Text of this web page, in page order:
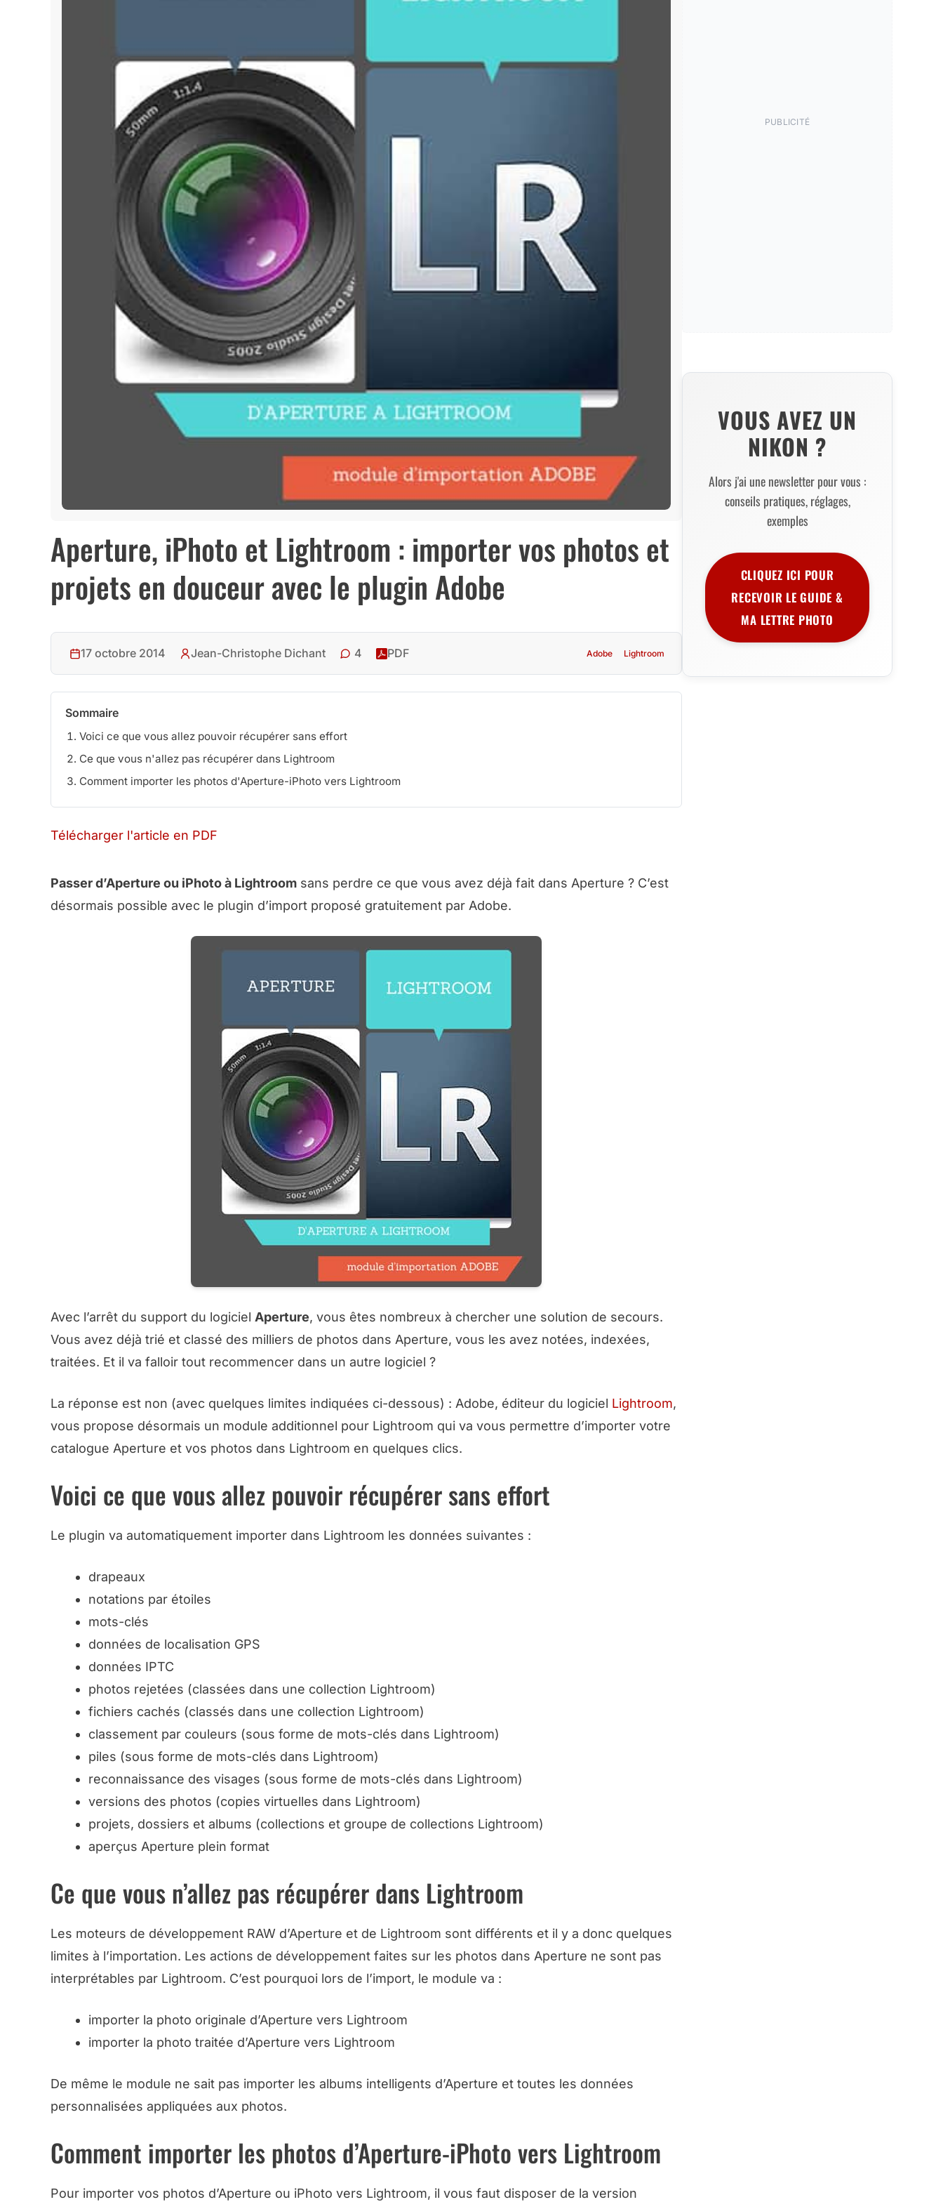
Aperture, iPhoto et Lightroom : importer vos photos et
projets en douceur avec le plugin Adobe
17 octobre 2014 Jean-Christophe Dichant 4 PDF Adobe Lightroom
Sommaire
Voici ce que vous allez pouvoir récupérer sans effort
Ce que vous n'allez pas récupérer dans Lightroom
Comment importer les photos d'Aperture-iPhoto vers Lightroom
Télécharger l'article en PDF
Passer d’Aperture ou iPhoto à Lightroom sans perdre ce que vous avez déjà fait dans Aperture ? C’est
désormais possible avec le plugin d’import proposé gratuitement par Adobe.
Avec l’arrêt du support du logiciel Aperture, vous êtes nombreux à chercher une solution de secours.
Vous avez déjà trié et classé des milliers de photos dans Aperture, vous les avez notées, indexées,
traitées. Et il va falloir tout recommencer dans un autre logiciel ?
La réponse est non (avec quelques limites indiquées ci-dessous) : Adobe, éditeur du logiciel Lightroom,
vous propose désormais un module additionnel pour Lightroom qui va vous permettre d’importer votre
catalogue Aperture et vos photos dans Lightroom en quelques clics.
Voici ce que vous allez pouvoir récupérer sans effort
Le plugin va automatiquement importer dans Lightroom les données suivantes :
drapeaux
notations par étoiles
mots-clés
données de localisation GPS
données IPTC
photos rejetées (classées dans une collection Lightroom)
fichiers cachés (classés dans une collection Lightroom)
classement par couleurs (sous forme de mots-clés dans Lightroom)
piles (sous forme de mots-clés dans Lightroom)
reconnaissance des visages (sous forme de mots-clés dans Lightroom)
versions des photos (copies virtuelles dans Lightroom)
projets, dossiers et albums (collections et groupe de collections Lightroom)
aperçus Aperture plein format
Ce que vous n’allez pas récupérer dans Lightroom
Les moteurs de développement RAW d’Aperture et de Lightroom sont différents et il y a donc quelques
limites à l’importation. Les actions de développement faites sur les photos dans Aperture ne sont pas
interprétables par Lightroom. C’est pourquoi lors de l’import, le module va :
importer la photo originale d’Aperture vers Lightroom
importer la photo traitée d’Aperture vers Lightroom
De même le module ne sait pas importer les albums intelligents d’Aperture et toutes les données
personnalisées appliquées aux photos.
Comment importer les photos d’Aperture-iPhoto vers Lightroom
Pour importer vos photos d’Aperture ou iPhoto vers Lightroom, il vous faut disposer de la version
PUBLICITÉ
VOUS AVEZ UN
NIKON ?
Alors j'ai une newsletter pour vous :
conseils pratiques, réglages,
exemples
CLIQUEZ ICI POUR
RECEVOIR LE GUIDE &
MA LETTRE PHOTO